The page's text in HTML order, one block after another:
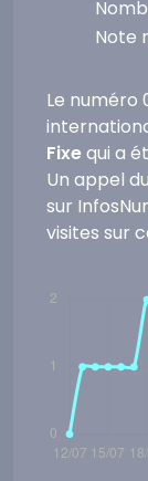
Note
Le numéro
Fixequi a
Un appel
sur
visites sur